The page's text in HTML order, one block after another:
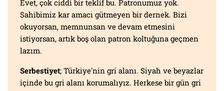
Evet, çok ciddi bir teklif bu. Patronumuz yok.
Sahibimiz kar amacı gütmeyen bir dernek. Bizi
okuyorsan, memnunsan ve devam etmesini
istiyorsan, artık boş olan patron koltuğuna geçmen
lazım.
Serbestiyet; Türkiye'nin gri alanı. Siyah ve beyazlar
içinde bu gri alanı korumalıyız. Herkese bir gün gri